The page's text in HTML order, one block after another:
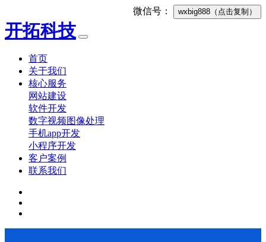
微信号： wxbig888 （点击复制）
开拓科技
首页
关于我们
核心服务
网站建设
软件开发
数字视频图像处理
手机app开发
小程序开发
客户案例
联系我们